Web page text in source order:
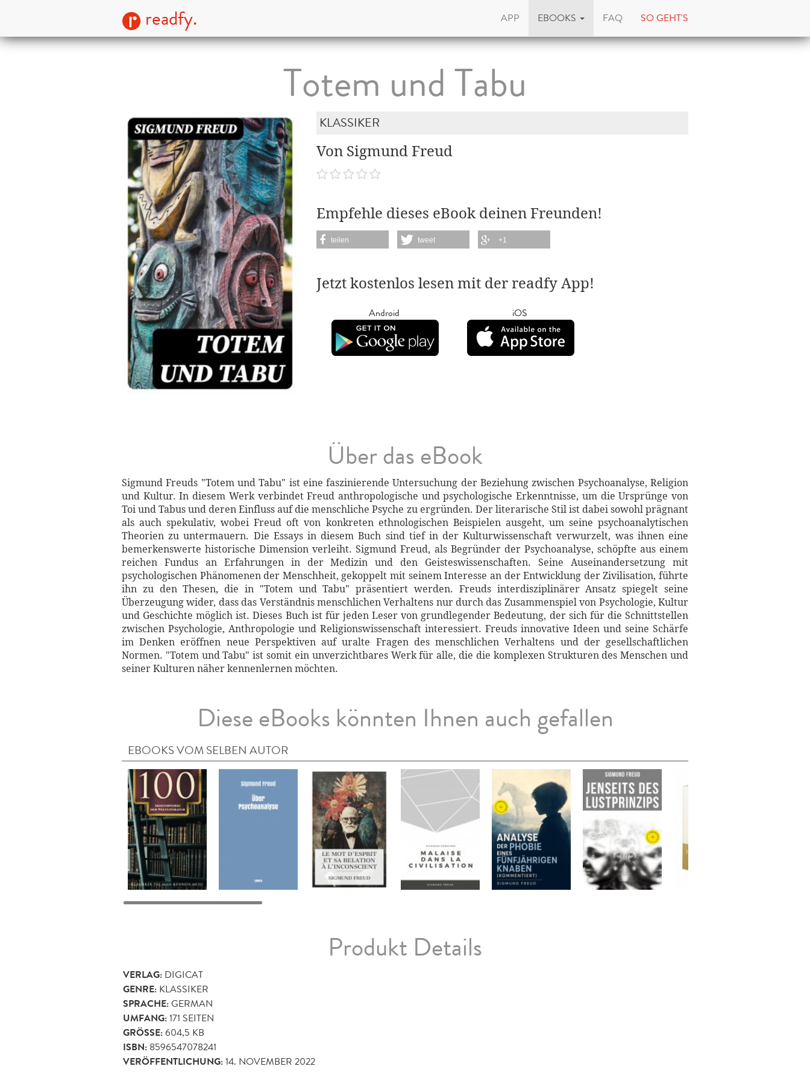
readfy. APP EBOOKS FAQ SO GEHT'S
Totem und Tabu
KLASSIKER
Von Sigmund Freud
Empfehle dieses eBook deinen Freunden!
teilen tweet +1
Jetzt kostenlos lesen mit der readfy App!
Android iOS
Über das eBook
Sigmund Freuds "Totem und Tabu" ist eine faszinierende Untersuchung der Beziehung zwischen Psychoanalyse, Religion
und Kultur. In diesem Werk verbindet Freud anthropologische und psychologische Erkenntnisse, um die Ursprünge von
Toi und Tabus und deren Einfluss auf die menschliche Psyche zu ergründen. Der literarische Stil ist dabei sowohl prägnant
als auch spekulativ, wobei Freud oft von konkreten ethnologischen Beispielen ausgeht, um seine psychoanalytischen
Theorien zu untermauern. Die Essays in diesem Buch sind tief in der Kulturwissenschaft verwurzelt, was ihnen eine
bemerkenswerte historische Dimension verleiht. Sigmund Freud, als Begründer der Psychoanalyse, schöpfte aus einem
reichen Fundus an Erfahrungen in der Medizin und den Geisteswissenschaften. Seine Auseinandersetzung mit
psychologischen Phänomenen der Menschheit, gekoppelt mit seinem Interesse an der Entwicklung der Zivilisation, führte
ihn zu den Thesen, die in "Totem und Tabu" präsentiert werden. Freuds interdisziplinärer Ansatz spiegelt seine
Überzeugung wider, dass das Verständnis menschlichen Verhaltens nur durch das Zusammenspiel von Psychologie, Kultur
und Geschichte möglich ist. Dieses Buch ist für jeden Leser von grundlegender Bedeutung, der sich für die Schnittstellen
zwischen Psychologie, Anthropologie und Religionswissenschaft interessiert. Freuds innovative Ideen und seine Schärfe
im Denken eröffnen neue Perspektiven auf uralte Fragen des menschlichen Verhaltens und der gesellschaftlichen
Normen. "Totem und Tabu" ist somit ein unverzichtbares Werk für alle, die die komplexen Strukturen des Menschen und
seiner Kulturen näher kennenlernen möchten.
Diese eBooks könnten Ihnen auch gefallen
EBOOKS VOM SELBEN AUTOR
Produkt Details
VERLAG: DIGICAT
GENRE: KLASSIKER
SPRACHE:GERMAN
UMFANG:171 SEITEN
GRÖSSE: 604,5 KB
ISBN: 8596547078241
VERÖFFENTLICHUNG:14. NOVEMBER 2022